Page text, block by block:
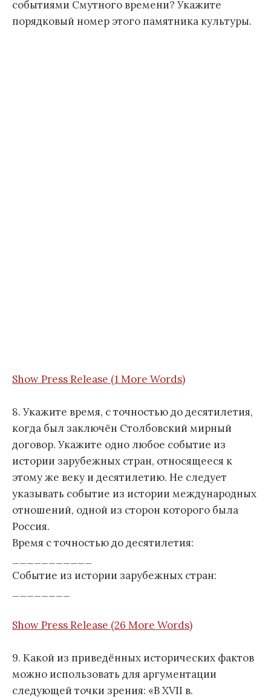
событиями Смутного времени? Укажите
порядковый номер этого памятника культуры.
Show Press Release (1 More Words)
8. Укажите время, с точностью до десятилетия,
когда был заключён Столбовский мирный
договор. Укажите одно любое событие из
истории зарубежных стран, относящееся к
этому же веку и десятилетию. Не следует
указывать событие из истории международных
отношений, одной из сторон которого была
Россия.
Время с точностью до десятилетия:
Событие из истории зарубежных стран:
Show Press Release (26 More Words)
9. Какой из приведённых исторических фактов
можно использовать для аргументации
следующей точки зрения: «В XVII в.